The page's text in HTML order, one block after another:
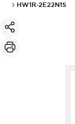
HW1R-2E22N1S